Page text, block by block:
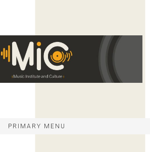
PRIMARY MENU